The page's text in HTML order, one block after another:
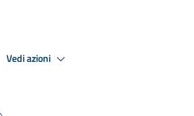
Vedi azioni